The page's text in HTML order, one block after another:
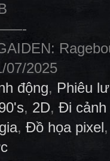
07/2025
động, Phiêu
, 2D, Đi cảnh
, Đồ họa pixel